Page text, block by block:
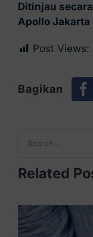
Ditinjau
Apollo Jakarta
Post Views:
Bagikan
for:
Related